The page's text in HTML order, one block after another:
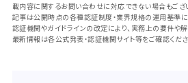
載内容に関するお問い合わせに対応できない場合もござ
記事は公開時点の各種認証制度・業界規格の運用基準
認証機関やガイドラインの改定により、実務上の要件や
最新情報は各公式発表・認証機関サイト等をご確認くださ